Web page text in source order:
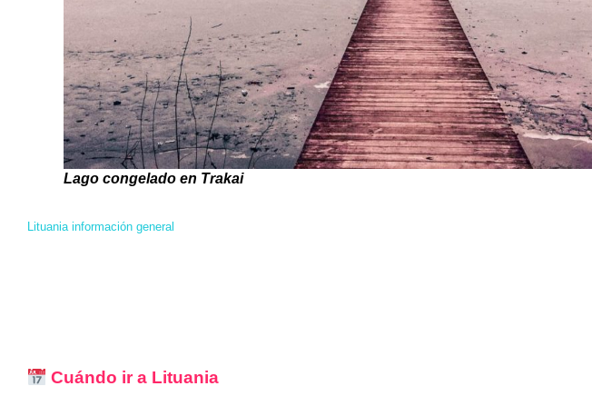
Lago congelado en Trakai
Lituania información general
Cuándo ir a Lituania